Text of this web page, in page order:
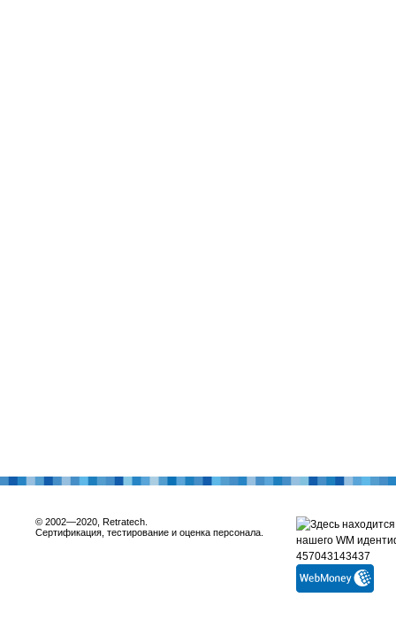
© 2002—2020, Retratech.
Сертификация, тестирование и оценка персонала.